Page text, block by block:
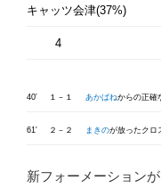
キャッツ会津(37%)
4
40′ １－１ あかばねからの正確
61′ ２－２ まきのが放ったクロ
新フォーメーション